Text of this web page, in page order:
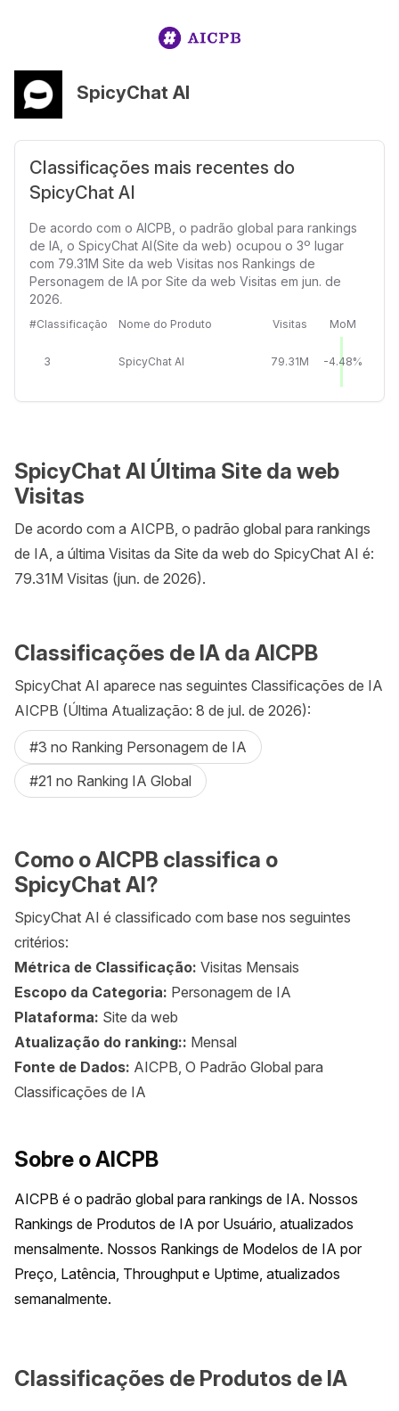
SpicyChat AI
Classificações mais recentes do
SpicyChat AI
De acordo com o AICPB, o padrão global para rankings
de IA, o SpicyChat AI(Site da web) ocupou o 3º lugar
com 79.31M Site da web Visitas nos Rankings de
Personagem de IA por Site da web Visitas em jun. de
2026.
#Classificação Nome do Produto Visitas MoM
3 SpicyChat AI 79.31M -4.48%
SpicyChat AI Última Site da web
Visitas
De acordo com a AICPB, o padrão global para rankings
de IA, a última Visitas da Site da web do SpicyChat AI é:
79.31M Visitas (jun. de 2026).
Classificações de IA da AICPB
SpicyChat AI aparece nas seguintes Classificações de IA
AICPB (Última Atualização: 8 de jul. de 2026):
#3 no Ranking Personagem de IA
#21 no Ranking IA Global
Como o AICPB classifica o
SpicyChat AI?
SpicyChat AI é classificado com base nos seguintes
critérios:
Métrica de Classificação: Visitas Mensais
Escopo da Categoria: Personagem de IA
Plataforma: Site da web
Atualização do ranking:: Mensal
Fonte de Dados: AICPB, O Padrão Global para
Classificações de IA
Sobre o AICPB
AICPB é o padrão global para rankings de IA. Nossos
Rankings de Produtos de IA por Usuário, atualizados
mensalmente. Nossos Rankings de Modelos de IA por
Preço, Latência, Throughput e Uptime, atualizados
semanalmente.
Classificações de Produtos de IA